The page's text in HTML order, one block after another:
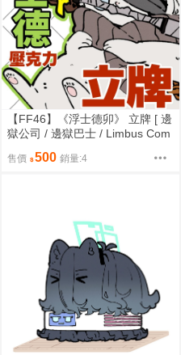
【FF46】《浮士德卯》 立牌 [ 邊
獄公司 / 邊獄巴士 / Limbus Com
]
售價 500 銷量:4